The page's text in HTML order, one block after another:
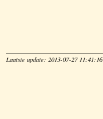
Laatste update: 2013-07-27 11:41:16